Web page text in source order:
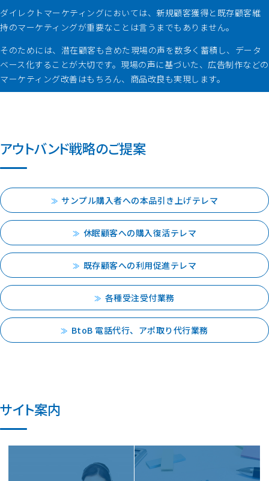
ダイレクトマーケティングにおいては、新規顧客獲得と既存顧客維
持のマーケティングが重要なことは言うまでもありません。
そのためには、潜在顧客も含めた現場の声を数多く蓄積し、データ
ベース化することが大切です。現場の声に基づいた、広告制作などの
マーケティング改善はもちろん、商品改良も実現します。
アウトバンド戦略のご提案
サンプル購入者への本品引き上げテレマ
休眠顧客への購入復活テレマ
既存顧客への利用促進テレマ
各種受注受付業務
BtoB 電話代行、アポ取り代行業務
サイト案内